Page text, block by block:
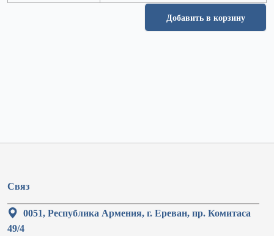
Добавить в корзину
Связ
0051, Республика Армения, г. Ереван, пр. Комитаса
49/4